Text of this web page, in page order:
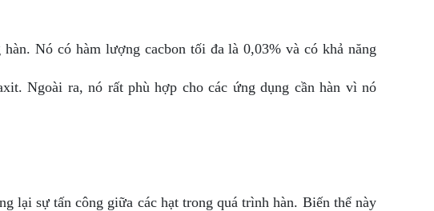
Nó có hàm lượng cacbon tối đa là 0,03% và có khả năng
Ngoài ra, nó rất phù hợp cho các ứng dụng cần hàn vì nó
lại sự tấn công giữa các hạt trong quá trình hàn. Biến thể này